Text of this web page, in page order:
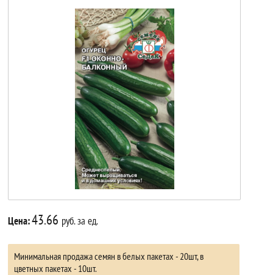
Цена:43.66 руб. за ед.
Минимальная продажа семян в белых пакетах - 20шт, в
цветных пакетах - 10шт.